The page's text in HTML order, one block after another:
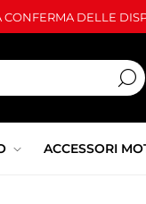
DELLE
ACCESSORI